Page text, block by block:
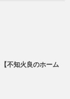
【不知火良のホーム